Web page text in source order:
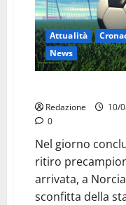
Attualità
News
Redazione
10/
0
Nel giorno
ritiro
arrivata, a
sconfitta della